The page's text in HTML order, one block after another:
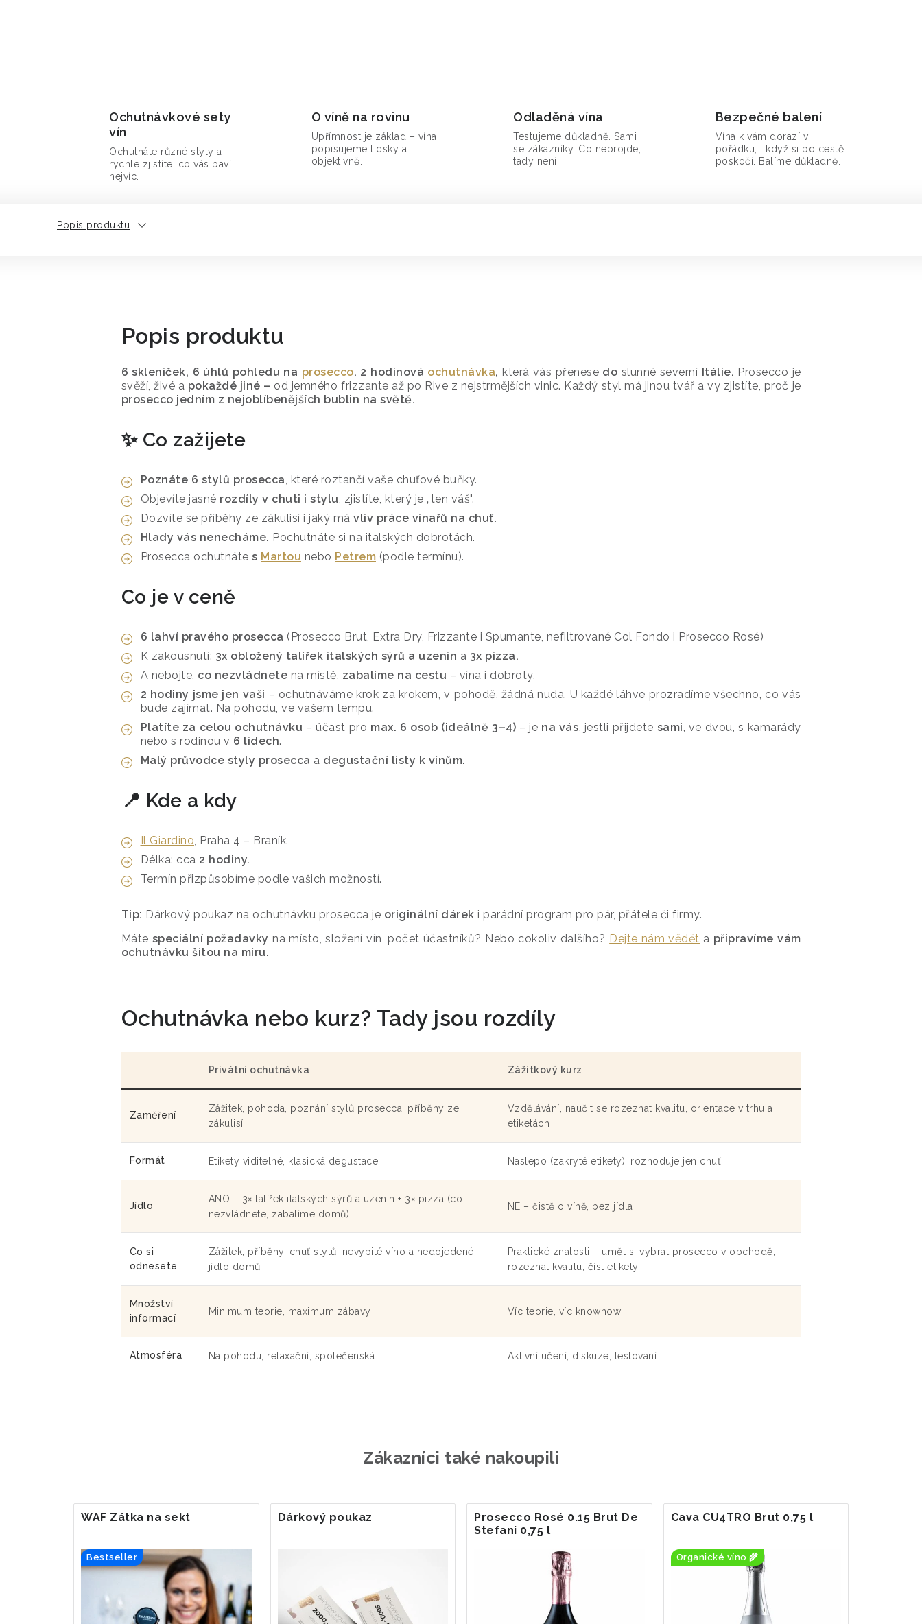
Ochutnávkové sety
vín
Ochutnáte různé styly a
rychle zjistíte, co vás baví
nejvíc.
O víně na rovinu
Upřímnost je základ – vína
popisujeme lidsky a
objektivně.
Odladěná vína
Testujeme důkladně. Sami i
se zákazníky. Co neprojde,
tady není.
Bezpečné balení
Vína k vám dorazí v
pořádku, i když si po cestě
poskočí. Balíme důkladně.
Popis produktu
Popis produktu
6 skleniček, 6 úhlů pohledu na prosecco. 2 hodinová ochutnávka, která vás přenese do slunné severní Itálie. Prosecco je
svěží, živé a pokaždé jiné – od jemného frizzante až po Rive z nejstrmějších vinic. Každý styl má jinou tvář a vy zjistíte, proč je
prosecco jedním z nejoblíbenějších bublin na světě.
✨ Co zažijete
Poznáte 6 stylů prosecca, které roztančí vaše chuťové buňky.
Objevíte jasné rozdíly v chuti i stylu, zjistíte, který je „ten váš".
Dozvíte se příběhy ze zákulisí i jaký má vliv práce vinařů na chuť.
Hlady vás nenecháme. Pochutnáte si na italských dobrotách.
Prosecca ochutnáte s Martou nebo Petrem (podle termínu).
Co je v ceně
6 lahví pravého prosecca (Prosecco Brut, Extra Dry, Frizzante i Spumante, nefiltrované Col Fondo i Prosecco Rosé)
K zakousnutí: 3x obložený talířek italských sýrů a uzenin a 3x pizza.
A nebojte, co nezvládnete na místě, zabalíme na cestu – vína i dobroty.
2 hodiny jsme jen vaši – ochutnáváme krok za krokem, v pohodě, žádná nuda. U každé láhve prozradíme všechno, co vás
bude zajímat. Na pohodu, ve vašem tempu.
Platíte za celou ochutnávku – účast pro max. 6 osob (ideálně 3–4) – je na vás, jestli přijdete sami, ve dvou, s kamarády
nebo s rodinou v 6 lidech.
Malý průvodce styly prosecca a degustační listy k vínům.
📍 Kde a kdy
Il Giardino, Praha 4 – Braník.
Délka: cca 2 hodiny.
Termín přizpůsobíme podle vašich možností.
Tip: Dárkový poukaz na ochutnávku prosecca je originální dárek i parádní program pro pár, přátele či firmy.
Máte speciální požadavky na místo, složení vín, počet účastníků? Nebo cokoliv dalšího? Dejte nám vědět a připravíme vám
ochutnávku šitou na míru.
Ochutnávka nebo kurz? Tady jsou rozdíly
Privátní ochutnávka Zážitkový kurz
Zaměření
Zážitek, pohoda, poznání stylů prosecca, příběhy ze
zákulisí
Vzdělávání, naučit se rozeznat kvalitu, orientace v trhu a
etiketách
Formát Etikety viditelné, klasická degustace Naslepo (zakryté etikety), rozhoduje jen chuť
Jídlo
ANO – 3× talířek italských sýrů a uzenin + 3× pizza (co
nezvládnete, zabalíme domů)
NE – čistě o víně, bez jídla
Co si
odnesete
Zážitek, příběhy, chuť stylů, nevypité víno a nedojedené
jídlo domů
Praktické znalosti – umět si vybrat prosecco v obchodě,
rozeznat kvalitu, číst etikety
Množství
informací
Minimum teorie, maximum zábavy Víc teorie, víc knowhow
Atmosféra Na pohodu, relaxační, společenská Aktivní učení, diskuze, testování
Zákazníci také nakoupili
WAF Zátka na sekt
Bestseller
Dárkový poukaz
Prosecco Rosé 0.15 Brut De
Stefani 0,75 l
Cava CU4TRO Brut 0,75 l
Organické víno 🌾